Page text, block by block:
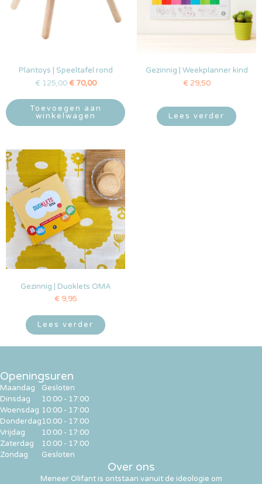
Plantoys | Speeltafel rond
€ 125,00 €70,00
Toevoegen aan
winkelwagen
Gezinnig | Weekplanner kind
€ 29,50
Lees verder
Gezinnig | Duoklets OMA
€ 9,95
Lees verder
Over ons
Meneer Olifant is ontstaan vanuit de ideologie om
Openingsuren
Maandag
Dinsdag
Woensdag
Donderdag
Vrijdag
Zaterdag
Zondag
Gesloten
10:00 - 17:00
10:00 - 17:00
10:00 - 17:00
10:00 - 17:00
10:00 - 17:00
Gesloten